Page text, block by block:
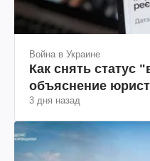
Война в Украине
Как снять статус
объяснение
3 дня назад